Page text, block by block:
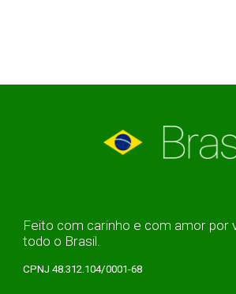
Feito com carinho e com amor por
todo o Brasil.
CPNJ 48.312.104/0001-68